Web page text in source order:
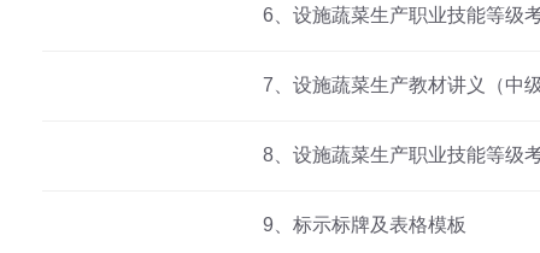
6、设施蔬菜生产职业技能等级
7、设施蔬菜生产教材讲义（中
8、设施蔬菜生产职业技能等级
9、标示标牌及表格模板